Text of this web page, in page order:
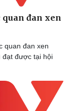
đan xen
quan đan xen
đạt được tại hội